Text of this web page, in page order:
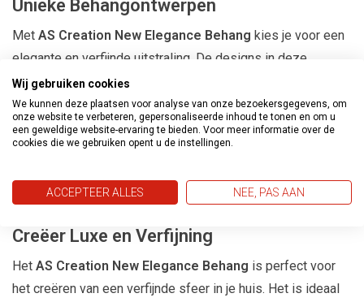
Unieke Behangontwerpen
Met AS Creation New Elegance Behang kies je voor een
elegante en verfijnde uitstraling. De designs in deze
collectie zijn geïnspireerd door klassieke en moderne
stijlen, met gedetailleerde patronen en zachte kleuren die
een verfijnde look creëren. Of je nu houdt van subtiele
texturen of gedurfde ontwerpen, deze behangcollectie
je ruimte.
Creëer Luxe en Verfijning
Het AS Creation New Elegance Behang is perfect voor
het creëren van een verfijnde sfeer in je huis. Het is ideaal
Wij gebruiken cookies
We kunnen deze plaatsen voor analyse van onze bezoekersgegevens, om
onze website te verbeteren, gepersonaliseerde inhoud te tonen en om u
een geweldige website-ervaring te bieden. Voor meer informatie over de
cookies die we gebruiken opent u de instellingen.
ACCEPTEER ALLES NEE, PAS AAN